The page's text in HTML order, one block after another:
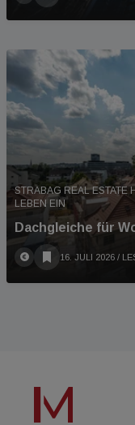
STRABAG REAL ESTATE
EBEN EIN
Dachgleiche für
16. JULI 2026 /